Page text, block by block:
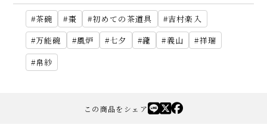
茶碗 棗 初めての茶道具
吉村楽入
万能碗
風炉 七夕 瀧 義山
祥瑞
帛紗
この商品をシェア